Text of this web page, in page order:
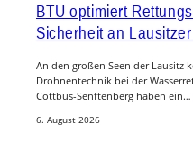
BTU optimiert
Sicherheit an
An den großen Seen der Lausitz
Drohnentechnik bei der
Cottbus-Senftenberg haben ein…
6. August 2026